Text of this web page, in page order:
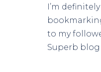
I’m
to my
Superb